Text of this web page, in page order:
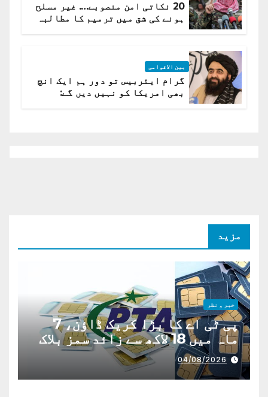
20 نکاتی امن منصوبے…. غیر مسلح
ہونے کی شق میں ترمیم کا مطالبہ
بین الاقوامی
گرام ایئربیس تو دور ہم ایک انچ
بھی امریکا کو نہیں دیں گے:
مزید
خبر و نظر
پی ٹی اے کا بڑا کریک ڈاؤن، 7
ماہ میں 18 لاکھ سے زائد سمز بلاک
04/08/2026